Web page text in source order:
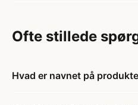
Ofte stillede
Hvad er navnet på